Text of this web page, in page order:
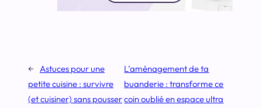
← Astuces pour une
petite cuisine : survivre
(et cuisiner) sans pousser
L’aménagement de ta
buanderie : transforme ce
coin oublié en espace ultra